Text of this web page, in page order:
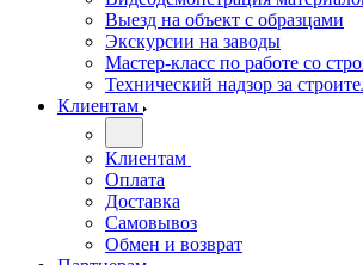
Выезд на объект с образцами
Экскурсии на заводы
Мастер-класс по работе со
Технический надзор за
Клиентам
Клиентам
Оплата
Доставка
Самовывоз
Обмен и возврат